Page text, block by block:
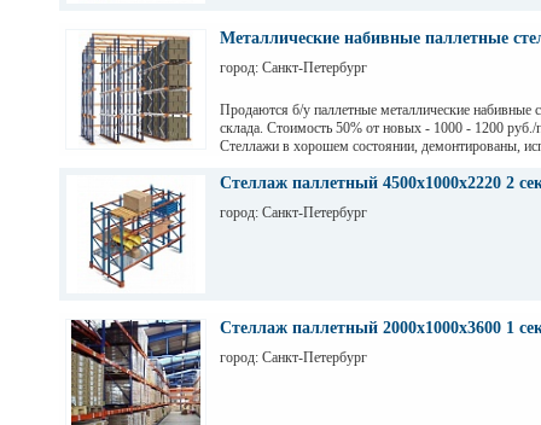
Металлические набивные паллетные
город: Санкт-Петербург
Продаются б/у паллетные металлические набивные
склада. Стоимость 50% от новых - 1000 - 1200 руб./
Стеллажи в хорошем состоянии, демонтированы,
СПб. Высота 7,5 м (4 паллеты), глубина 12,6 м (12
Стеллаж паллетный 4500х1000х2220 2
город: Санкт-Петербург
Стеллаж паллетный 2000х1000х3600 1
город: Санкт-Петербург